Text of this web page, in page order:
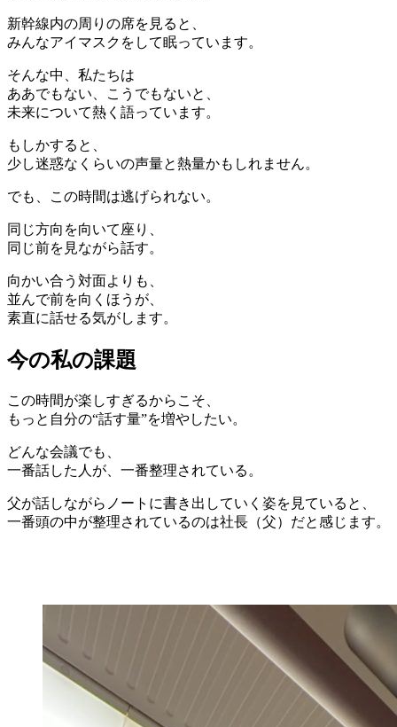
新幹線内の周りの席を見ると、
みんなアイマスクをして眠っています。
そんな中、私たちは
ああでもない、こうでもないと、
未来について熱く語っています。
もしかすると、
少し迷惑なくらいの声量と熱量かもしれません。
でも、この時間は逃げられない。
同じ方向を向いて座り、
同じ前を見ながら話す。
向かい合う対面よりも、
並んで前を向くほうが、
素直に話せる気がします。
今の私の課題
この時間が楽しすぎるからこそ、
もっと自分の“話す量”を増やしたい。
どんな会議でも、
一番話した人が、一番整理されている。
父が話しながらノートに書き出していく姿を見ていると、
一番頭の中が整理されているのは社長（父）だと感じます。